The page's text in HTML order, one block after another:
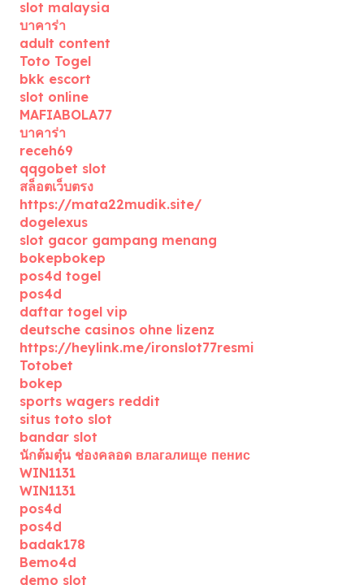
slot malaysia
บาคาร่า
adult content
Toto Togel
bkk escort
slot online
MAFIABOLA77
บาคาร่า
receh69
qqgobet slot
สล็อตเว็บตรง
https://mata22mudik.site/
dogelexus
slot gacor gampang menang
bokepbokep
pos4d togel
pos4d
daftar togel vip
deutsche casinos ohne lizenz
https://heylink.me/ironslot77resmi
Totobet
bokep
sports wagers reddit
situs toto slot
bandar slot
นักต้มตุ๋น ช่องคลอด влагалище пенис
WIN1131
WIN1131
pos4d
pos4d
badak178
Bemo4d
demo slot